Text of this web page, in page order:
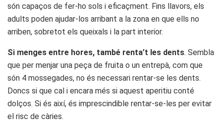
són capaços de fer-ho sols i eficaçment. Fins llavors, els
adults poden ajudar-los arribant a la zona en que ells no
arriben, sobretot els queixals i la part interior.
Si menges entre hores, també renta’t les dents. Sembla
que per menjar una peça de fruita o un entrepà, com que
són 4 mossegades, no és necessari rentar-se les dents.
Doncs si que cal i encara més si aquest aperitiu conté
dolços. Si és així, és imprescindible rentar-se-les per evitar
el risc de càries.